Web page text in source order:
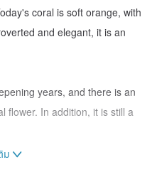
coral is soft orange, with
and elegant, it is an
years, and there is an
flower. In addition, it is still a
ม